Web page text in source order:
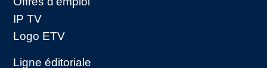
IP TV
Logo ETV
Ligne éditoriale